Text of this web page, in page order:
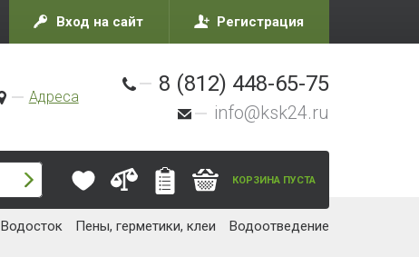
Вход на сайт Регистрация
Адреса
8 (812) 448-65-75
info@ksk24.ru
КОРЗИНА ПУСТА
Водосток Пены, герметики, клеи Водоотведение